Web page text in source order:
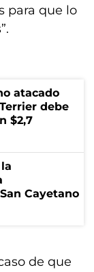
para que lo
atacado
debe
$2,7
Cayetano
de que